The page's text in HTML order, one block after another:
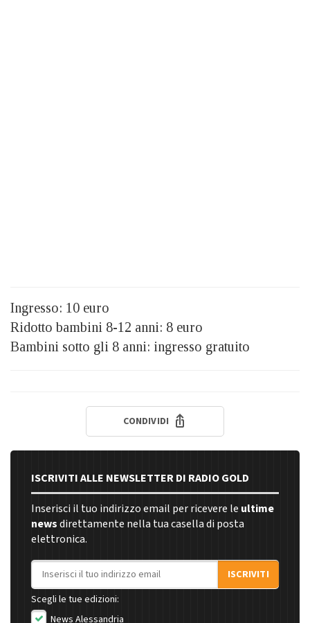
Ingresso: 10 euro
Ridotto bambini 8-12 anni: 8 euro
Bambini sotto gli 8 anni: ingresso gratuito
CONDIVIDI
ISCRIVITI ALLE NEWSLETTER DI RADIO GOLD
Inserisci il tuo indirizzo email per ricevere le ultime
newsdirettamente nella tua casella di posta
elettronica.
Indirizzo email
ISCRIVITI
Scegli le tue edizioni:
News Alessandria